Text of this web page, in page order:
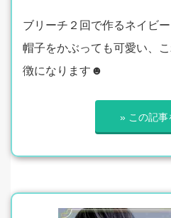
ブリーチ２回で作るネイビ
帽子をかぶっても可愛い、
徴になります☻
» この記事